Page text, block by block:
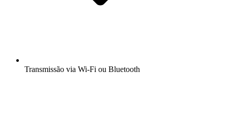
Transmissão via Wi-Fi ou Bluetooth